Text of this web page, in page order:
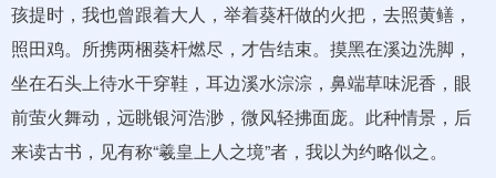
孩提时，我也曾跟着大人，举着葵杆做的火把，去照黄鳝，
照田鸡。所携两梱葵杆燃尽，才告结束。摸黑在溪边洗脚，
坐在石头上待水干穿鞋，耳边溪水淙淙，鼻端草味泥香，眼
前萤火舞动，远眺银河浩渺，微风轻拂面庞。此种情景，后
来读古书，见有称“羲皇上人之境”者，我以为约略似之。